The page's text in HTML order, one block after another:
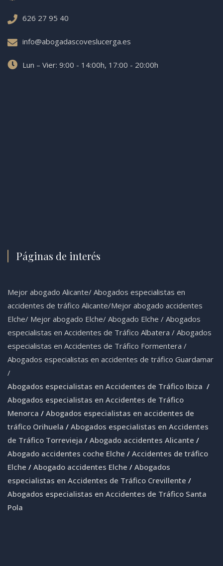
626 27 95 40
info@abogadascoveslucerga.es
Lun – Vier: 9:00 - 14:00h, 17:00 - 20:00h
Páginas de interés
Mejor abogado Alicante/ Abogados especialistas en
accidentes de tráfico Alicante/Mejor abogado accidentes
Elche/ Mejor abogado Elche/ Abogado Elche / Abogados
especialistas en Accidentes de Tráfico Albatera / Abogados
especialistas en Accidentes de Tráfico Formentera /
Abogados especialistas en accidentes de tráfico Guardamar
/
Abogados especialistas en Accidentes de Tráfico Ibiza /
Abogados especialistas en Accidentes de Tráfico
Menorca / Abogados especialistas en accidentes de
tráfico Orihuela / Abogados especialistas en Accidentes
de Tráfico Torrevieja / Abogado accidentes Alicante /
Abogado accidentes coche Elche / Accidentes de tráfico
Elche / Abogado accidentes Elche / Abogados
especialistas en Accidentes de Tráfico Crevillente /
Abogados especialistas en Accidentes de Tráfico Santa
Pola